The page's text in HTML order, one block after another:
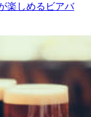
楽しめるビアバ